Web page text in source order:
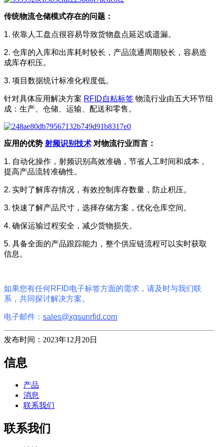
传统物流仓储模式存在的问题：
1. 依靠人工盘点很容易导致货物盘点延迟或遗漏。
2. 仓库的入库和出库耗时较长，产品流通周期较长，容易造
成库存积压。
3. 项目数据统计标准化程度低。
针对具体应用解决方案 RFID自粘标签 物流行业由五大环节组
成：生产、仓储、运输、配送和零售。
应用的优势 射频识别技术 对物流行业而言：
1. 自动化操作，射频识别高效准确，节省人工时间和成本，
提高产品流转准确性。
2. 实时了解库存情况，有效控制库存数量，防止积压。
3. 快速了解产品尺寸，选择存储方案，优化仓库空间。
4. 确保运输过程安全，减少货物损失。
5. 具备全面的产品跟踪能力，整个供应链流程可以实时获取
信息。
如果您有任何RFID电子标签方面的需求，请及时与我们联
系，共同探讨解决方案。
电子邮件： sales@xgsunrfid.com
发布时间：2023年12月20日
信息
产品
消息
联系我们
联系我们